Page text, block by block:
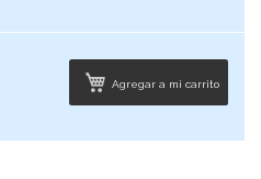
Agregar a mi carrito